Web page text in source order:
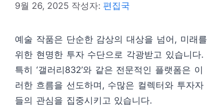
9월 26, 2025 작성자: 편집국
예술 작품은 단순한 감상의 대상을 넘어, 미래를
위한 현명한 투자 수단으로 각광받고 있습니다.
특히 ‘갤러리832’와 같은 전문적인 플랫폼은 이
러한 흐름을 선도하며, 수많은 컬렉터와 투자자
들의 관심을 집중시키고 있습니다.